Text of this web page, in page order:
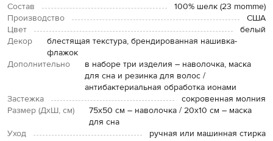
Состав
100% шелк (23 momme)
Производство
США
Цвет
белый
Декор
блестящая текстура, брендированная нашивка-
флажок
Дополнительно
в наборе три изделия – наволочка, маска
для сна и резинка для волос /
антибактериальная обработка ионами
Застежка
сокровенная молния
Размер (ДхШ, см)
75х50 см – наволочка / 20х10 см – маска
для сна
Уход
ручная или машинная стирка